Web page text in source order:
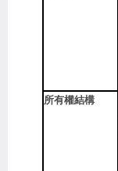
所有權結構